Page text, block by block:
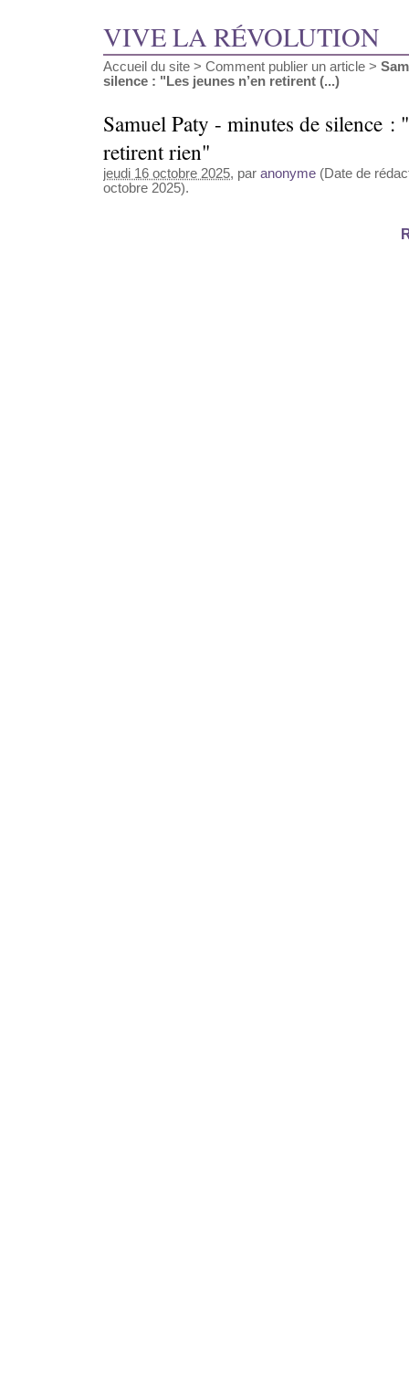
VIVE LA RÉVOLUTION
Accueil du site > Comment publier un article >
silence : "Les jeunes n’en retirent (...)
Samuel Paty - minutes de silence :
retirent rien"
jeudi 16 octobre 2025, par anonyme (Date de
octobre 2025).